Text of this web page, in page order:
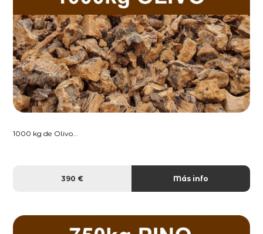
1000 kg de Olivo...
390 € Más info